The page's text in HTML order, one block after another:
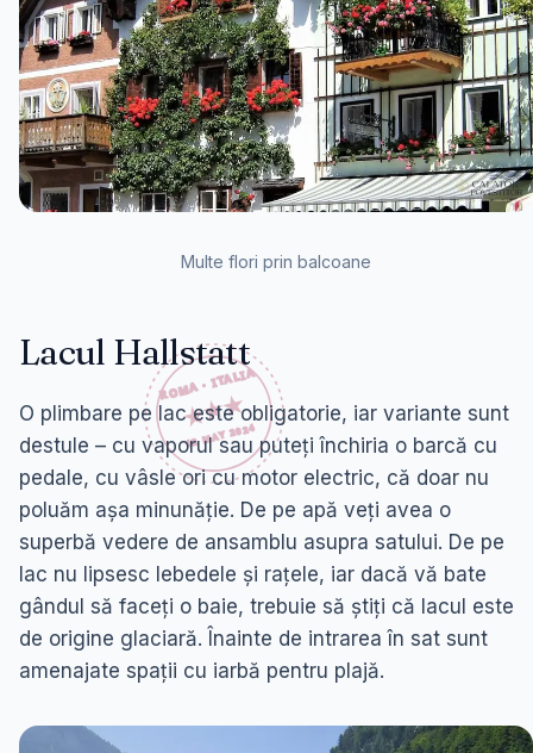
Multe flori prin balcoane
Lacul Hallstatt
O plimbare pe lac este obligatorie, iar variante sunt
destule – cu vaporul sau puteți închiria o barcă cu
pedale, cu vâsle ori cu motor electric, că doar nu
poluăm așa minunăție. De pe apă veți avea o
superbă vedere de ansamblu asupra satului. De pe
lac nu lipsesc lebedele și rațele, iar dacă vă bate
gândul să faceți o baie, trebuie să știți că lacul este
de origine glaciară. Înainte de intrarea în sat sunt
amenajate spații cu iarbă pentru plajă.